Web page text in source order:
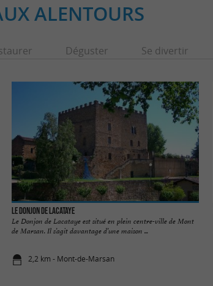
ALENTOURS
Déguster Se divertir
Le Donjon de Lacataye
Le Donjon de Lacataye est situé en plein centre-ville de Mont
de Marsan. Il s’agit davantage d’une maison ...
2,2 km - Mont-de-Marsan